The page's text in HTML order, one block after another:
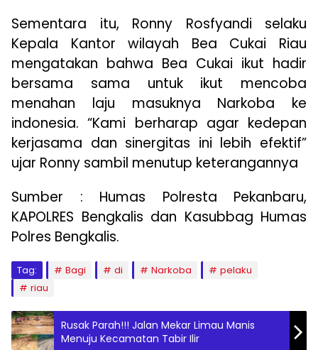
Sementara itu, Ronny Rosfyandi selaku
Kepala Kantor wilayah Bea Cukai Riau
mengatakan bahwa Bea Cukai ikut hadir
bersama sama untuk ikut mencoba
menahan laju masuknya Narkoba ke
indonesia. “Kami berharap agar kedepan
kerjasama dan sinergitas ini lebih efektif”
ujar Ronny sambil menutup keterangannya
Sumber : Humas Polresta Pekanbaru,
KAPOLRES Bengkalis dan Kasubbag Humas
Polres Bengkalis.
Tag: Bagi di Narkoba
pelaku
riau
Rusak Parah!!! Jalan Mekar Limau Manis
Menuju Kecamatan Tabir Ilir